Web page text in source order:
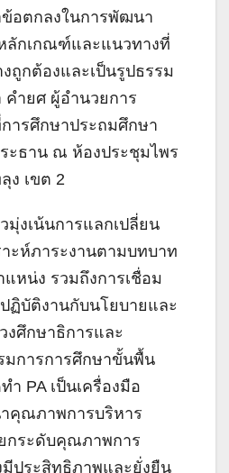
อตกลงในการพัฒนา
ลักเกณฑ์และแนวทางที่
ถูกต้องและเป็นรูปธรรม
ำยศ ผู้อำนวยการ
ารศึกษาประถมศึกษา
ะธาน ณ ห้องประชุมไพร
ง เขต 2
มุ่งเน้นการแลกเปลี่ยน
ะห์ภาระงานตามบทบาท
หน่ง รวมถึงการเชื่อม
ฏิบัติงานกับนโยบายและ
งศึกษาธิการและ
การการศึกษาขั้นพื้น
ำ PA เป็นเครื่องมือ
คุณภาพการบริหาร
กระดับคุณภาพการ
ประสิทธิภาพและยั่งยืน